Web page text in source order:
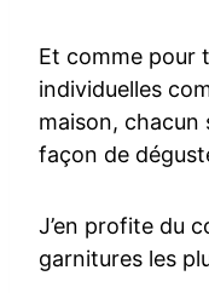
Et comme pour
individuelles
maison, chacun
façon de
J’en profite du
garnitures les